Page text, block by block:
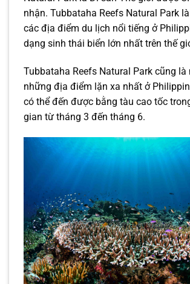
nhận. Tubbataha Reefs Natural Park
các địa điểm du lịch nổi tiếng ở
dạng sinh thái biển lớn nhất trên thế
Tubbataha Reefs Natural Park cũng là
những địa điểm lặn xa nhất ở
có thể đến được bằng tàu cao tốc
gian từ tháng 3 đến tháng 6.